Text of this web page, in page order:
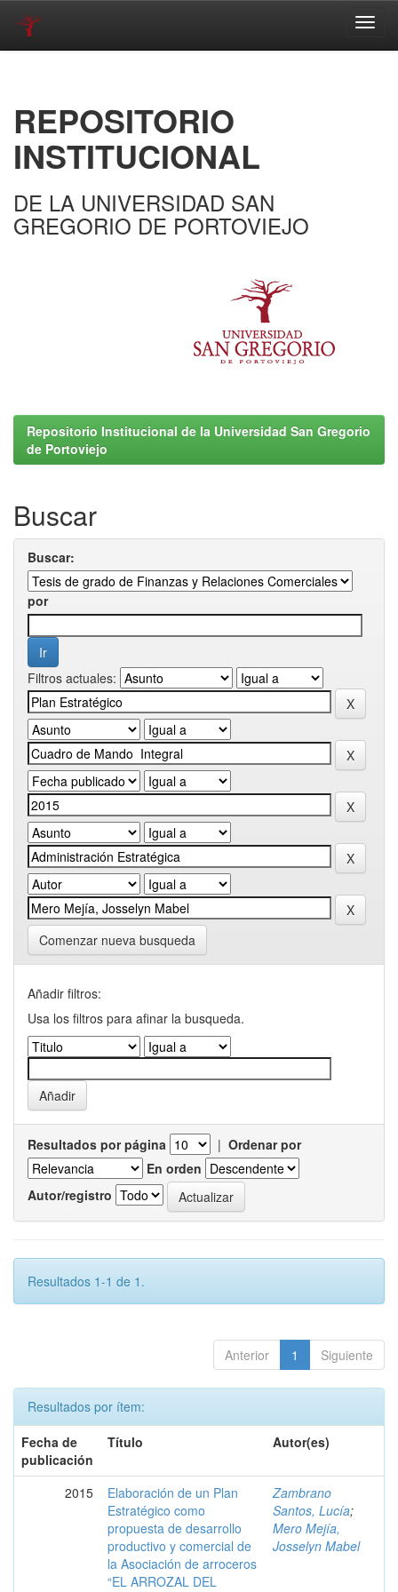
REPOSITORIO
INSTITUCIONAL
DE LA UNIVERSIDAD SAN
GREGORIO DE PORTOVIEJO
Repositorio Institucional de la Universidad San Gregorio
de Portoviejo
Buscar
Buscar:
por
Filtros actuales:
Comenzar nueva busqueda
Añadir filtros:
Usa los filtros para afinar la busqueda.
Resultados por página | Ordenar por
En orden
Autor/registro
Resultados 1-1 de 1.
Anterior 1 Siguiente
Resultados por ítem:
Fecha de
publicación
Título Autor(es)
2015
Elaboración de un Plan
Estratégico como
propuesta de desarrollo
productivo y comercial de
la Asociación de arroceros
“EL ARROZAL DEL
Zambrano
Santos, Lucía;
Mero Mejía,
Josselyn Mabel